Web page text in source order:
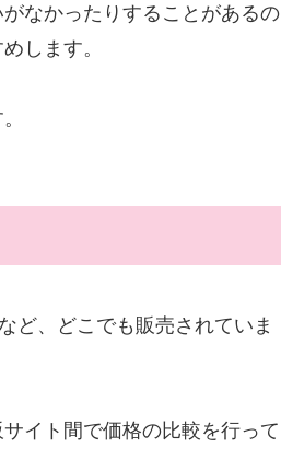
なかったりすることがあるの
します。
ど、どこでも販売されていま
イト間で価格の比較を行って